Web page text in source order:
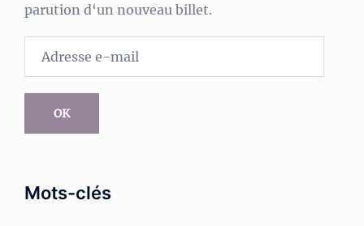
parution d‘un nouveau billet.
OK
Mots-clés